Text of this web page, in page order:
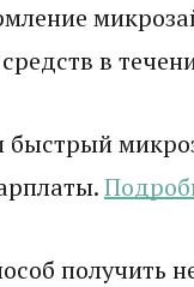
в
быстрый
получить